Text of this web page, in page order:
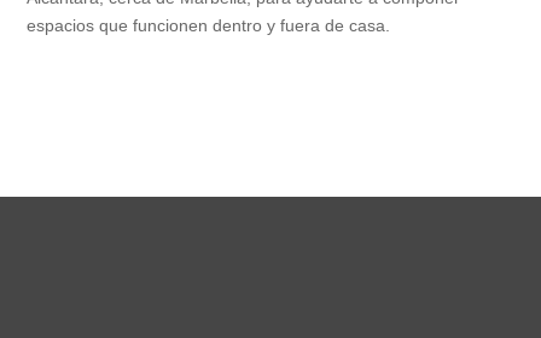
espacios que funcionen dentro y fuera de casa.